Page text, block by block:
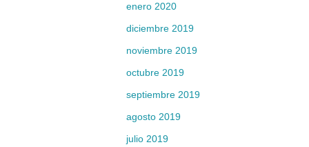
enero 2020
diciembre 2019
noviembre 2019
octubre 2019
septiembre 2019
agosto 2019
julio 2019